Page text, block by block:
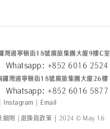
灣邊寧頓街18號廣旅集團大廈9樓C室
Whatsapp: +852 6016 2524
鑼灣邊寧頓街18號廣旅集團大廈26樓
Whatsapp: +852 6016 5877
Instagram Email
細則 退換貨政策 2024 © May 16